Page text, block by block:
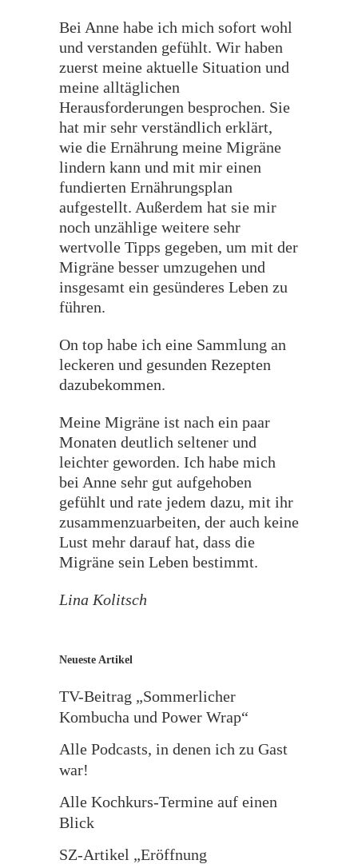
Bei Anne habe ich mich sofort wohl
und verstanden gefühlt. Wir haben
zuerst meine aktuelle Situation und
meine alltäglichen
Herausforderungen besprochen. Sie
hat mir sehr verständlich erklärt,
wie die Ernährung meine Migräne
lindern kann und mit mir einen
fundierten Ernährungsplan
aufgestellt. Außerdem hat sie mir
noch unzählige weitere sehr
wertvolle Tipps gegeben, um mit der
Migräne besser umzugehen und
insgesamt ein gesünderes Leben zu
führen.
On top habe ich eine Sammlung an
leckeren und gesunden Rezepten
dazubekommen.
Meine Migräne ist nach ein paar
Monaten deutlich seltener und
leichter geworden. Ich habe mich
bei Anne sehr gut aufgehoben
gefühlt und rate jedem dazu, mit ihr
zusammenzuarbeiten, der auch keine
Lust mehr darauf hat, dass die
Migräne sein Leben bestimmt.
Lina Kolitsch
Neueste Artikel
TV-Beitrag „Sommerlicher
Kombucha und Power Wrap“
Alle Podcasts, in denen ich zu Gast
war!
Alle Kochkurs-Termine auf einen
Blick
SZ-Artikel „Eröffnung